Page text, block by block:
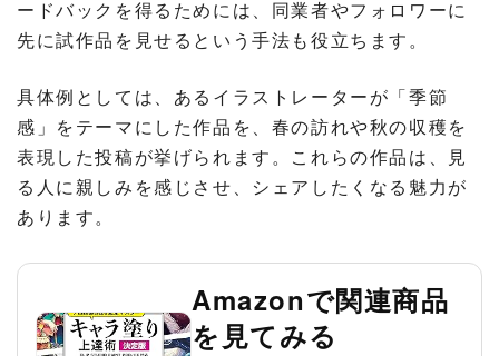
ードバックを得るためには、同業者やフォロワーに
先に試作品を見せるという手法も役立ちます。
具体例としては、あるイラストレーターが「季節
感」をテーマにした作品を、春の訪れや秋の収穫を
表現した投稿が挙げられます。これらの作品は、見
る人に親しみを感じさせ、シェアしたくなる魅力が
あります。
Amazonで関連商品
を見てみる